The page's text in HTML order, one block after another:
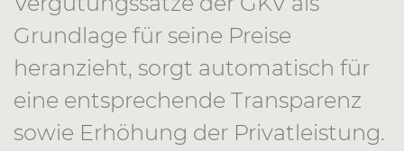
Grundlage für seine Preise
heranzieht, sorgt automatisch für
eine entsprechende Transparenz
sowie Erhöhung der Privatleistung.